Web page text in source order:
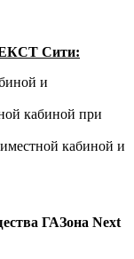
Сити:
и
кабиной при
кабиной и
ГАЗона Next